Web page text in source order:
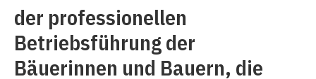
der professionellen
Betriebsführung der
Bäuerinnen und Bauern, die